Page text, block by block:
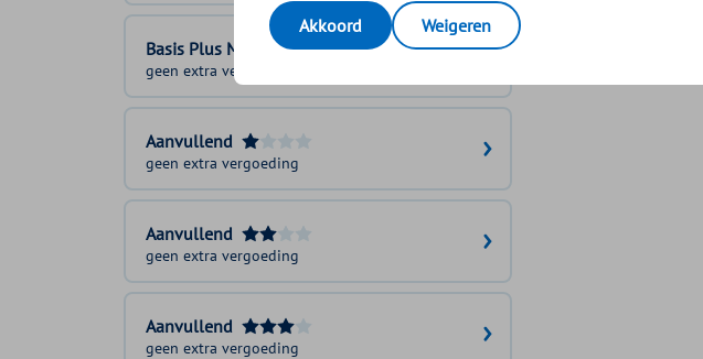
Basis Plus Module
geen extra vergoeding
Aanvullend
geen extra vergoeding
Aanvullend
geen extra vergoeding
Aanvullend
geen extra vergoeding
Akkoord
Weigeren